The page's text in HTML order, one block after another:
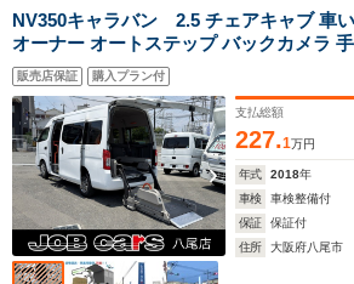
NV350キャラバン 2.5 チェアキャブ 車
オーナー オートステップ バックカメラ 手すり 車いす電
動固定装置 キーレス パワーウィンド
ーガラス 電動格納ミラー 取り扱い
記録簿付き
販売店保証 購入プラン付
支払総額
227.1万円
年式 2018年
車検
車検整備付
保証
保証付
住所
大阪府八尾市